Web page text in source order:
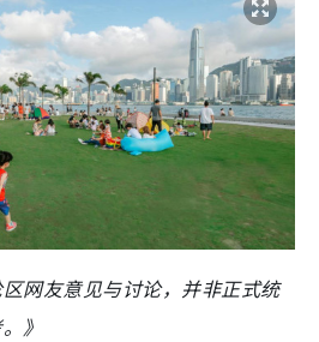
区网友意见与讨论，并非正式统
》